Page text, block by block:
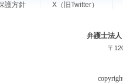
護方針 X（旧Twitter）
弁護士法
〒